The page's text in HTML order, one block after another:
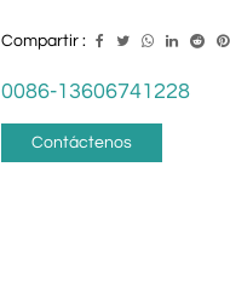
Compartir :
0086-13606741228
Contáctenos